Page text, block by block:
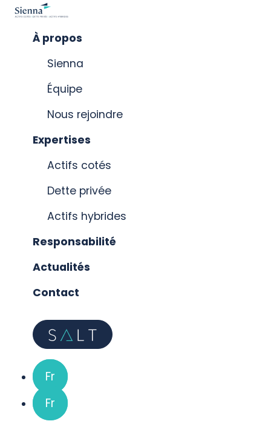
Aller
principalÀ propos
Sienna
Équipe
Nous rejoindre
Expertises
Actifs cotés
Dette privée
Actifs hybrides
Responsabilité
Actualités
Contact
Fr
Fr